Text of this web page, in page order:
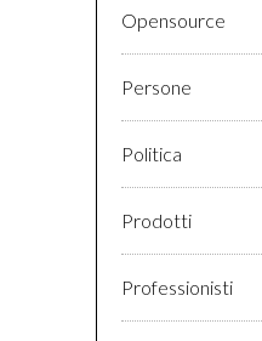
Opensource
Persone
Politica
Prodotti
Professionisti